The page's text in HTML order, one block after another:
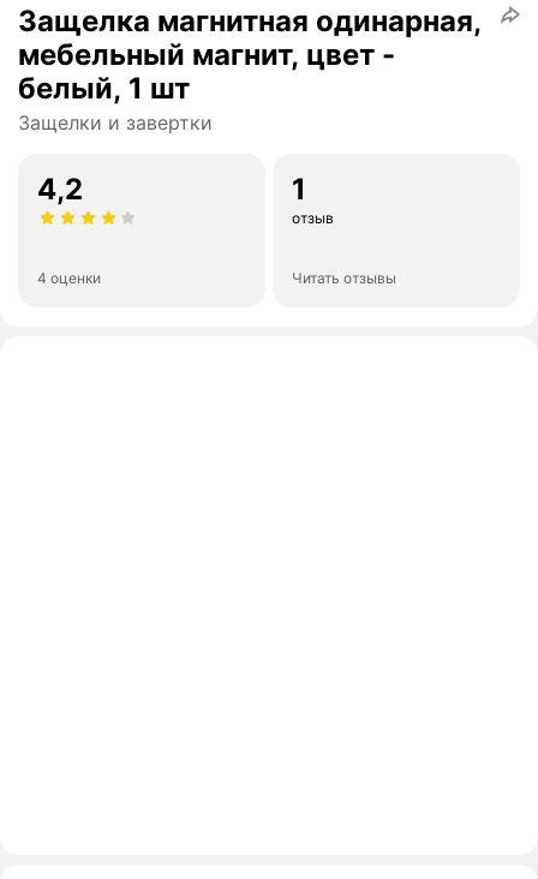
Защелка магнитная одинарная,
мебельный магнит, цвет -
белый, 1 шт
Защелки и завертки
4,2
4 оценки
1
отзыв
Читать отзывы